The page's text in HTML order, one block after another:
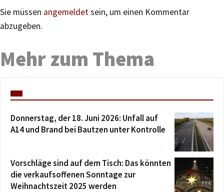
Sie müssen angemeldetsein, um einen Kommentar
abzugeben.
Mehr zum Thema
Donnerstag, der 18. Juni 2026: Unfall auf
A14 und Brand bei Bautzen unter Kontrolle
Vorschläge sind auf dem Tisch: Das könnten
die verkaufsoffenen Sonntage zur
Weihnachtszeit 2025 werden